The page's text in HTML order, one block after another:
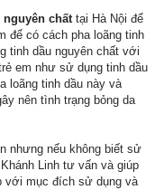
nguyên chất tại Hà Nội để
để có cách pha loãng tinh
tinh dầu nguyên chất với
em như sử dụng tinh dầu
loãng tinh dầu này và
nên tình trạng bỏng da
nhưng nếu không biết sử
Linh tư vấn và giúp
với mục đích sử dụng và